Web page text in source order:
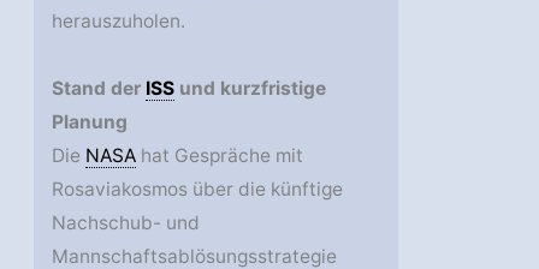
herauszuholen.
Stand der ISS und kurzfristige
Planung
Die NASA hat Gespräche mit
Rosaviakosmos über die künftige
Nachschub- und
Mannschaftsablösungsstrategie